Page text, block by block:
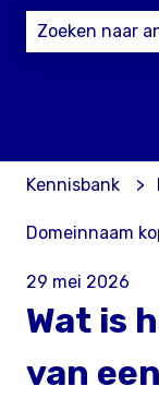
Kennisbank
Domeinnaam
29 mei 2026
Wat is
van